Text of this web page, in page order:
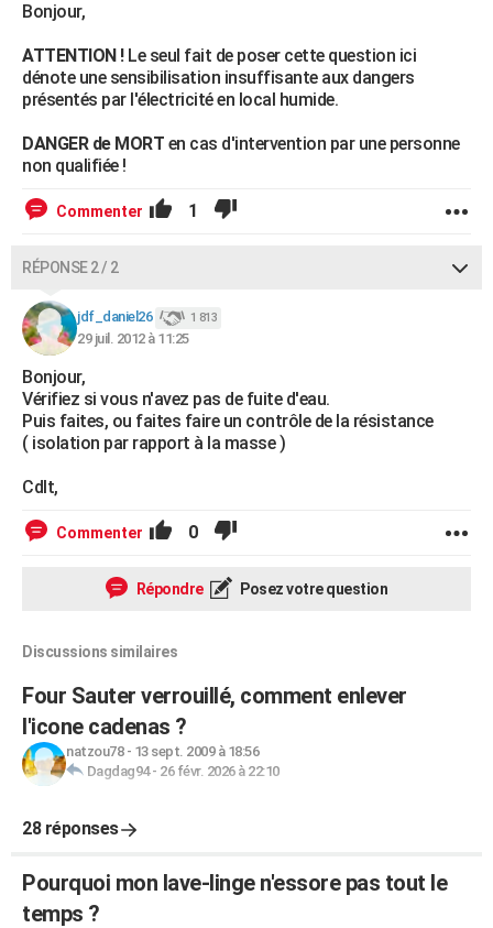
FORUM
Bonjour,
ATTENTION !Le seul fait de poser cette question ici
dénote une sensibilisation insuffisante aux dangers
présentés par l'électricité en local humide.
DANGER de MORT en cas d'intervention par une personne
non qualifiée !
Commenter 1
RÉPONSE 2 / 2
jdf_daniel26 1 813
29 juil. 2012 à 11:25
Bonjour,
Vérifiez si vous n'avez pas de fuite d'eau.
Puis faites, ou faites faire un contrôle de la résistance
( isolation par rapport à la masse )
Cdlt,
Commenter 0
Répondre Posez votre question
Discussions similaires
Four Sauter verrouillé, comment enlever
l'icone cadenas ?
natzou78- 13 sept. 2009 à 18:56
Dagdag94- 26 févr. 2026 à 22:10
28 réponses
Pourquoi mon lave-linge n'essore pas tout le
temps ?